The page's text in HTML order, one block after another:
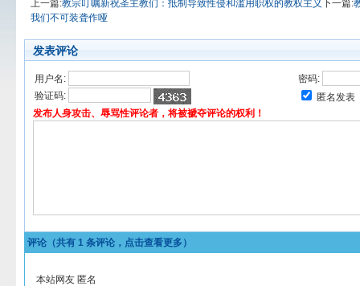
上一篇:教宗叮嘱新祝圣主教们：抵制导致性侵和滥用职权的教权主义下一篇:
我们不可装聋作哑
发表评论
用户名:
密码:
验证码:
匿名发表
发布人身攻击、辱骂性评论者，将被褫夺评论的权利！
评论（共有 1 条评论，点击查看更多）
本站网友 匿名